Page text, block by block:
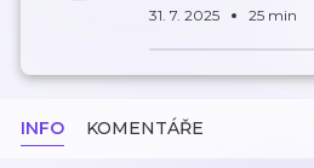
31. 7. 2025 25 min
INFO KOMENTÁŘE